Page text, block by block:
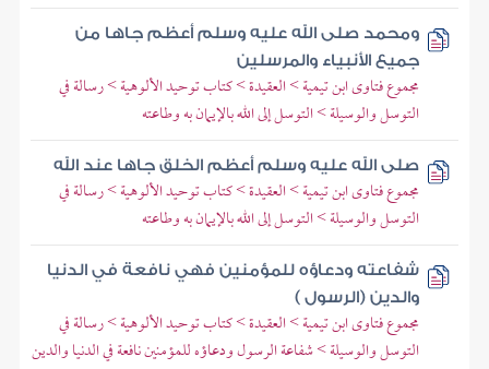
ومحمد صلى الله عليه وسلم أعظم جاها من
جميع الأنبياء والمرسلين
مجموع فتاوى ابن تيمية > العقيدة > كتاب توحيد الألوهية > رسالة في
التوسل والوسيلة > التوسل إلى الله بالإيمان به وطاعته
صلى الله عليه وسلم أعظم الخلق جاها عند الله
مجموع فتاوى ابن تيمية > العقيدة > كتاب توحيد الألوهية > رسالة في
التوسل والوسيلة > التوسل إلى الله بالإيمان به وطاعته
شفاعته ودعاؤه للمؤمنين فهي نافعة في الدنيا
والدين (الرسول )
مجموع فتاوى ابن تيمية > العقيدة > كتاب توحيد الألوهية > رسالة في
التوسل والوسيلة > شفاعة الرسول ودعاؤه للمؤمنين نافعة في الدنيا والدين